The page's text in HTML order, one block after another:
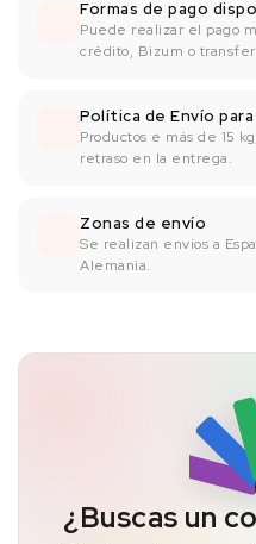
Formas de pago
Puede realizar el pago
crédito, Bizum o
Política de Envío
Productos e más de 15
retraso en la entrega.
Zonas de envío
Se realizan envíos a
Alemania.
¿Buscas un